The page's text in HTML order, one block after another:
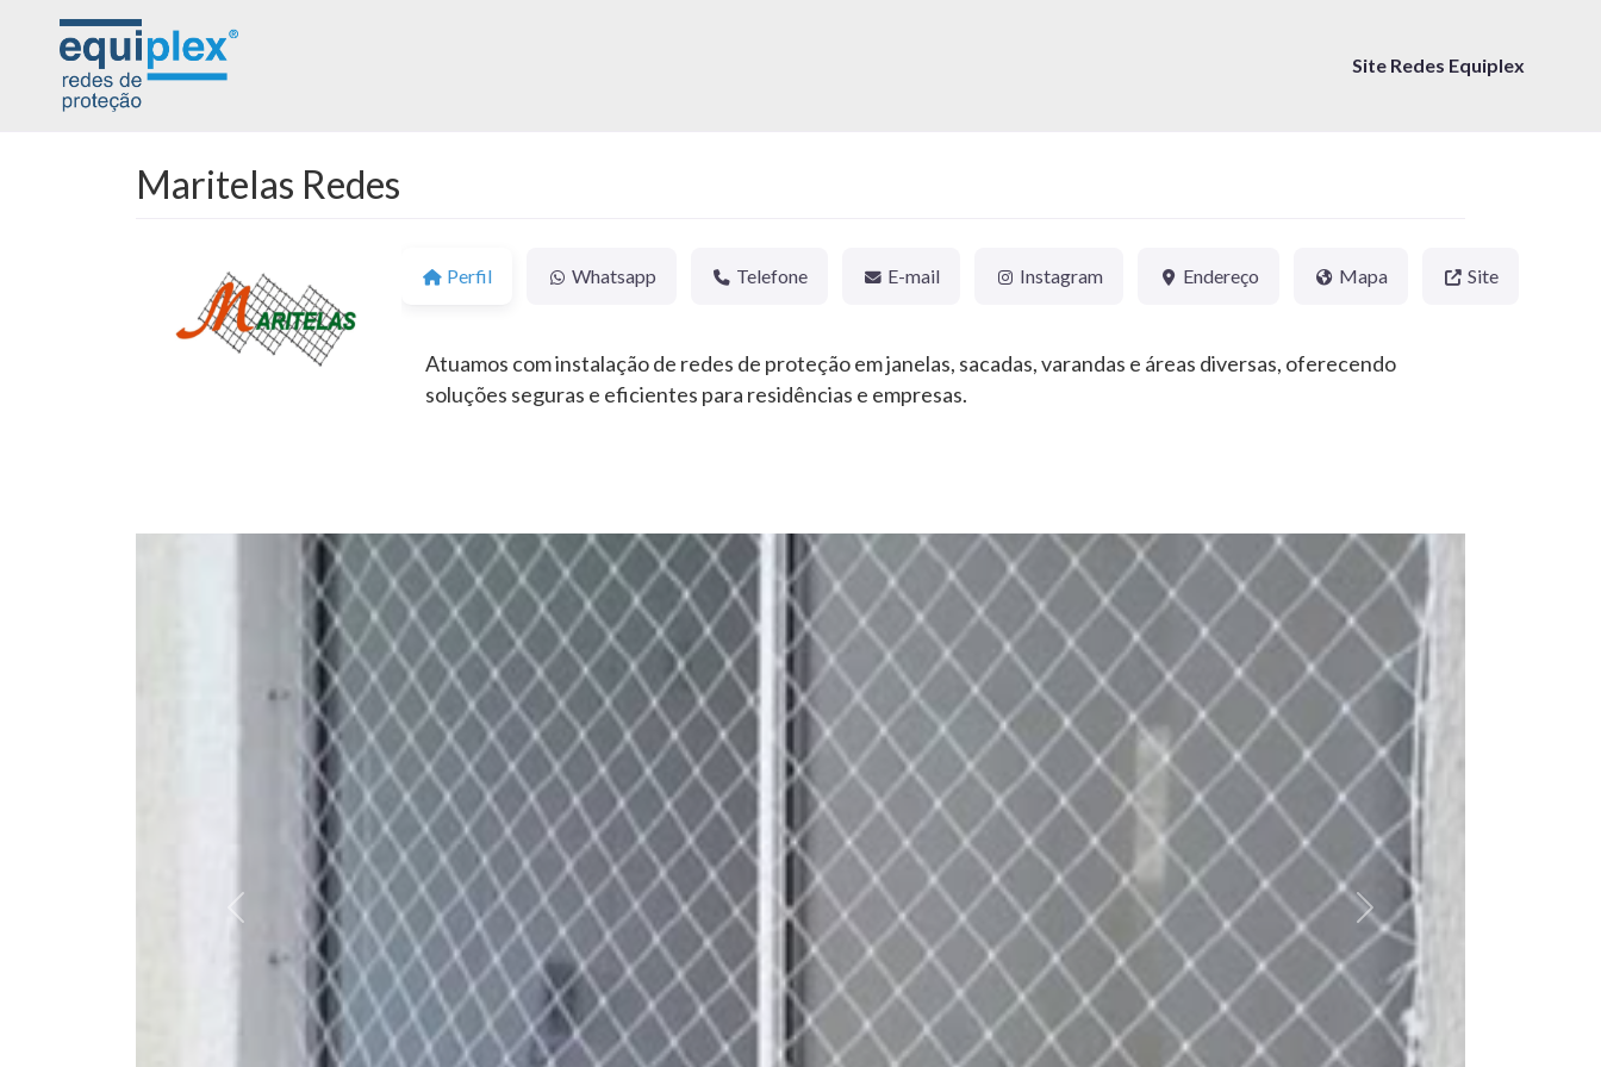
Site Redes Equiplex
Maritelas Redes
Perfil Whatsapp Telefone E-mail Instagram Endereço Mapa Site
Atuamos com instalação de redes de proteção em janelas, sacadas, varandas e áreas diversas, oferecendo
soluções seguras e eficientes para residências e empresas.
Anterior Próximo